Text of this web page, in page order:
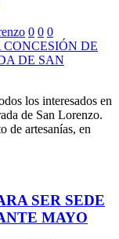
0 0 0
los interesados en
de San Lorenzo.
de artesanías, en
SER SEDE
MAYO